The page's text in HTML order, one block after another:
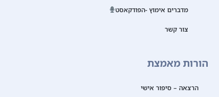
מדברים אימוץ -הפודקאסט
צור קשר
הורות מאמצת
הרצאה – סיפור אישי